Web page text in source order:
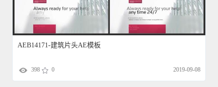
AEB14171-建筑片头AE模板
398 0 2019-09-08